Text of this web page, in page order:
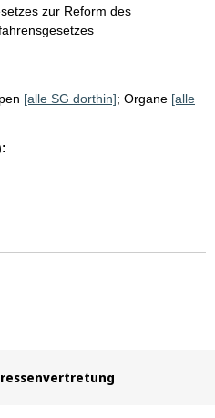
zur Reform des
[alle SG dorthin]; Organe [alle